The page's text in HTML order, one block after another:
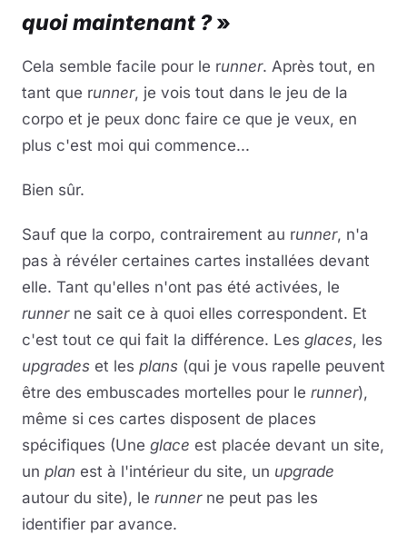
quoi maintenant ?»
Cela semble facile pour le runner. Après tout, en
tant que runner, je vois tout dans le jeu de la
corpo et je peux donc faire ce que je veux, en
plus c'est moi qui commence...
Bien sûr.
Sauf que la corpo, contrairement au runner, n'a
pas à révéler certaines cartes installées devant
elle. Tant qu'elles n'ont pas été activées, le
runnerne sait ce à quoi elles correspondent. Et
c'est tout ce qui fait la différence. Les glaces, les
upgrades et les plans (qui je vous rapelle peuvent
être des embuscades mortelles pour le runner),
même si ces cartes disposent de places
spécifiques (Une glace est placée devant un site,
un plan est à l'intérieur du site, un upgrade
autour du site), le runnerne peut pas les
identifier par avance.